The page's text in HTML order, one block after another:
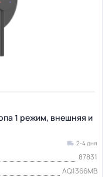
1 режим, внешняя и
2-4 дня
87831
AQ1366MB